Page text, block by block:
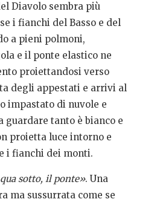
Diavolo sembra più
i fianchi del Basso e del
a pieni polmoni,
e il ponte elastico ne
proiettandosi verso
degli appestati e arrivi al
impastato di nuvole e
guardare tanto è bianco e
proietta luce intorno e
i fianchi dei monti.
sotto, il ponte». Una
ma sussurrata come se